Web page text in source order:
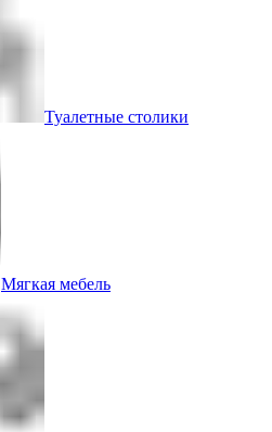
Туалетные столики
Мягкая мебель